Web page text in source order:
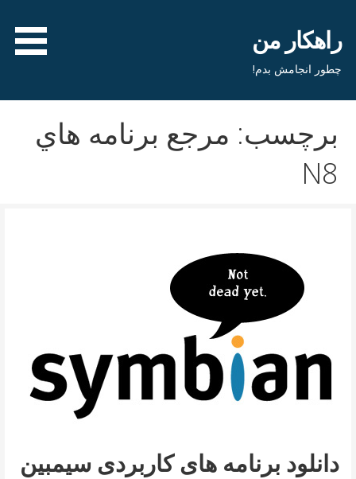
محتواراهکار من
چطور انجامش بدم!
برچسب: مرجع برنامه هاي
N8
دانلود برنامه های کاربردی سیمبین